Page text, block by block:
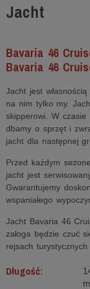
Jacht
Bavaria 46
Bavaria 46
Jacht jest
na nim tylko my.
skipperowi. W czasie
dbamy o sprzęt i
jacht dla następnej
Przed każdym
jacht jest
Gwarantujemy
wspaniałego
Jacht Bavaria 46
załoga będzie czuć
rejsach
Długość:
m